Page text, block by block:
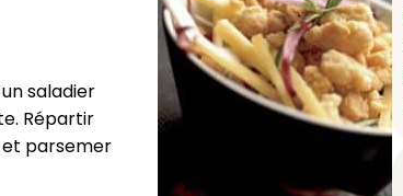
saladier
Répartir
et parsemer